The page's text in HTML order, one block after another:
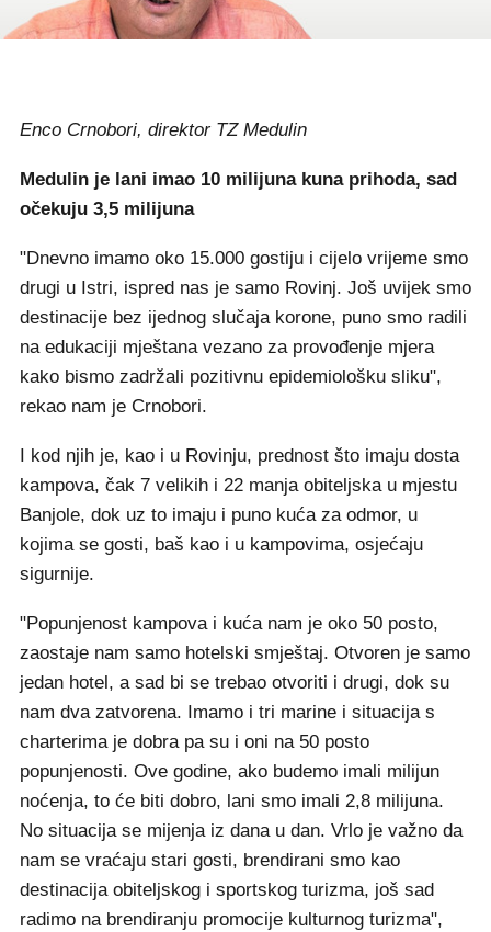
Enco Crnobori, direktor TZ Medulin
Medulin je lani imao 10 milijuna kuna prihoda, sad
očekuju 3,5 milijuna
"Dnevno imamo oko 15.000 gostiju i cijelo vrijeme smo
drugi u Istri, ispred nas je samo Rovinj. Još uvijek smo
destinacije bez ijednog slučaja korone, puno smo radili
na edukaciji mještana vezano za provođenje mjera
kako bismo zadržali pozitivnu epidemiološku sliku",
rekao nam je Crnobori.
I kod njih je, kao i u Rovinju, prednost što imaju dosta
kampova, čak 7 velikih i 22 manja obiteljska u mjestu
Banjole, dok uz to imaju i puno kuća za odmor, u
kojima se gosti, baš kao i u kampovima, osjećaju
sigurnije.
"Popunjenost kampova i kuća nam je oko 50 posto,
zaostaje nam samo hotelski smještaj. Otvoren je samo
jedan hotel, a sad bi se trebao otvoriti i drugi, dok su
nam dva zatvorena. Imamo i tri marine i situacija s
charterima je dobra pa su i oni na 50 posto
popunjenosti. Ove godine, ako budemo imali milijun
noćenja, to će biti dobro, lani smo imali 2,8 milijuna.
No situacija se mijenja iz dana u dan. Vrlo je važno da
nam se vraćaju stari gosti, brendirani smo kao
destinacija obiteljskog i sportskog turizma, još sad
radimo na brendiranju promocije kulturnog turizma",